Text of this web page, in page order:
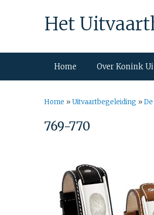
Het
Home Over Konink
Home »Uitvaartbegeleiding »
769-770